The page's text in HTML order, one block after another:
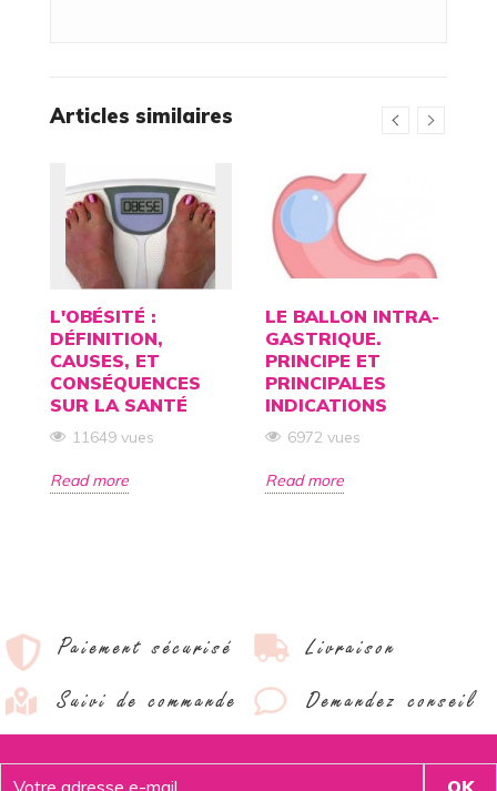
Articles similaires
L'OBÉSITÉ :
DÉFINITION,
CAUSES, ET
CONSÉQUENCES
SUR LA SANTÉ
11649 vues
Read more
LE BALLON INTRA-
GASTRIQUE.
PRINCIPE ET
PRINCIPALES
INDICATIONS
6972 vues
Read more
Paiement sécurisé
Livraison
Suivi de commande
Demandez conseil